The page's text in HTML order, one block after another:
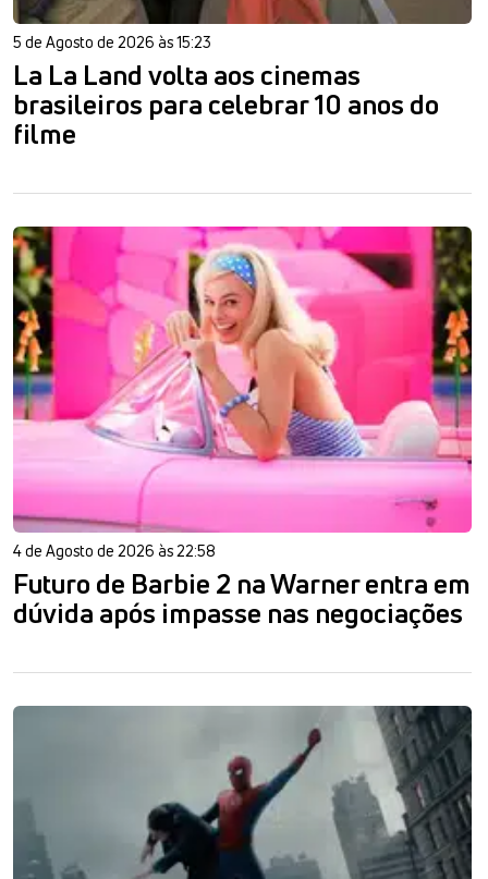
5 de Agosto de 2026 às 15:23
La La Land volta aos cinemas
brasileiros para celebrar 10 anos do
filme
4 de Agosto de 2026 às 22:58
Futuro de Barbie 2 na Warner entra em
dúvida após impasse nas negociações